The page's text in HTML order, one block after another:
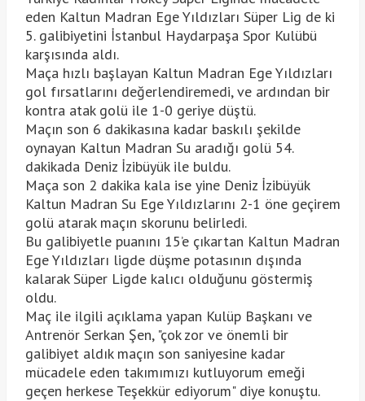
eden Kaltun Madran Ege Yıldızları Süper Lig de ki
5. galibiyetini İstanbul Haydarpaşa Spor Kulübü
karşısında aldı.
Maça hızlı başlayan Kaltun Madran Ege Yıldızları
gol fırsatlarını değerlendiremedi, ve ardından bir
kontra atak golü ile 1-0 geriye düştü.
Maçın son 6 dakikasına kadar baskılı şekilde
oynayan Kaltun Madran Su aradığı golü 54.
dakikada Deniz İzibüyük ile buldu.
Maça son 2 dakika kala ise yine Deniz İzibüyük
Kaltun Madran Su Ege Yıldızlarını 2-1 öne geçirem
golü atarak maçın skorunu belirledi.
Bu galibiyetle puanını 15’e çıkartan Kaltun Madran
Ege Yıldızları ligde düşme potasının dışında
kalarak Süper Ligde kalıcı olduğunu göstermiş
oldu.
Maç ile ilgili açıklama yapan Kulüp Başkanı ve
Antrenör Serkan Şen, "çok zor ve önemli bir
galibiyet aldık maçın son saniyesine kadar
mücadele eden takımımızı kutluyorum emeği
geçen herkese Teşekkür ediyorum" diye konuştu.